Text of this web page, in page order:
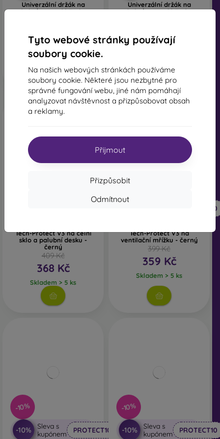
Tyto webové stránky používají
soubory cookie.
Na našich webových stránkách používáme
soubory cookie. Některé jsou nezbytné pro
správné fungování webu, jiné nám pomáhají
analyzovat návštěvnost a přizpůsobovat obsah
a reklamy.
Přijmout
Přizpůsobit
Odmítnout
Univerzální držák na
kolo/motocykl Tech-
413 Kč
Skladem > 5 ks
Univerzální držák na
kolo/motocykl Tech-
431 Kč
Tech-Protect V3 na čelní
sklo a palubní desku -
černý
409 Kč
368 Kč
Skladem > 5 ks
-10%
PROTECT10
Tech-Protect V3 na
ventilační mřížku - černý
399 Kč
359 Kč
Skladem > 5 ks
-10%
-10%
Sleva s
kupónem
PROTECT10
-10%
-10%
Sleva s
kupónem
PROTECT10